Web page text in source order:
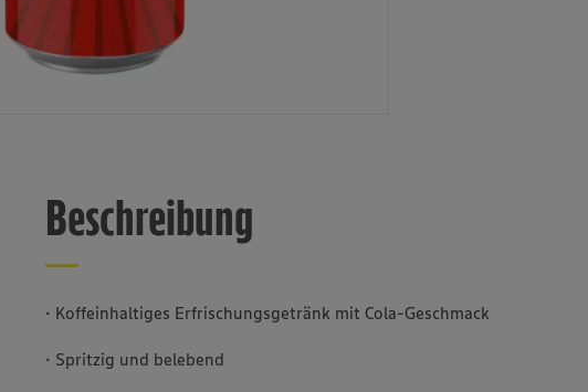
Beschreibung
· Koffeinhaltiges Erfrischungsgetränk mit Cola-Geschmack
· Spritzig und belebend